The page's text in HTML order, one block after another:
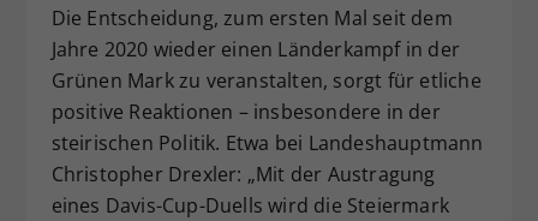
Die Entscheidung, zum ersten Mal seit dem
Jahre 2020 wieder einen Länderkampf in der
Grünen Mark zu veranstalten, sorgt für etliche
positive Reaktionen – insbesondere in der
steirischen Politik. Etwa bei Landeshauptmann
Christopher Drexler: „Mit der Austragung
eines Davis-Cup-Duells wird die Steiermark